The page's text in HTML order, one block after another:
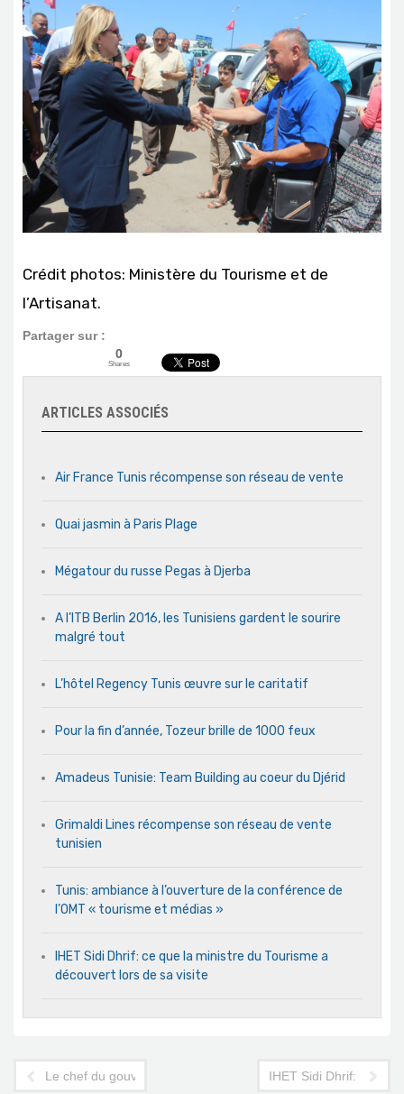
Crédit photos: Ministère du Tourisme et de
l’Artisanat.
Partager sur :
0
Shares
ARTICLES ASSOCIÉS
Air France Tunis récompense son réseau de vente
Quai jasmin à Paris Plage
Mégatour du russe Pegas à Djerba
A l’ITB Berlin 2016, les Tunisiens gardent le sourire
malgré tout
L’hôtel Regency Tunis œuvre sur le caritatif
Pour la fin d’année, Tozeur brille de 1000 feux
Amadeus Tunisie: Team Building au coeur du Djérid
Grimaldi Lines récompense son réseau de vente
tunisien
Tunis: ambiance à l’ouverture de la conférence de
l’OMT « tourisme et médias »
IHET Sidi Dhrif: ce que la ministre du Tourisme a
découvert lors de sa visite
Le chef du gouvernement à l'Imperial MarhabaIHET Sidi Dhrif: ce